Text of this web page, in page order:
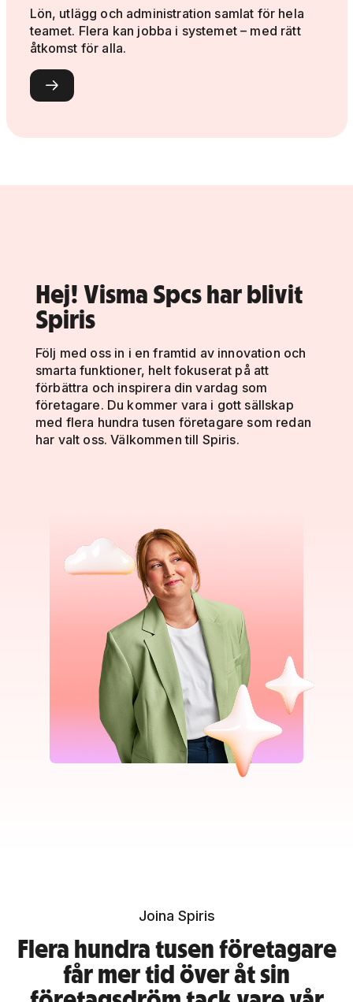
Lön, utlägg och administration samlat för hela
teamet. Flera kan jobba i systemet – med rätt
åtkomst för alla.

Hej! Visma Spcs har blivit
Spiris
Följ med oss in i en framtid av innovation och
smarta funktioner, helt fokuserat på att
förbättra och inspirera din vardag som
företagare. Du kommer vara i gott sällskap
med flera hundra tusen företagare som redan
har valt oss. Välkommen till Spiris.
Joina Spiris
Flera hundra tusen företagare
får mer tid över åt sin